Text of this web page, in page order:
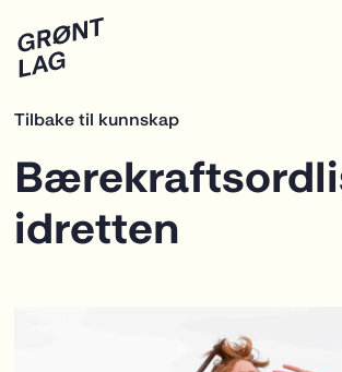
Tilbake til kunnskap